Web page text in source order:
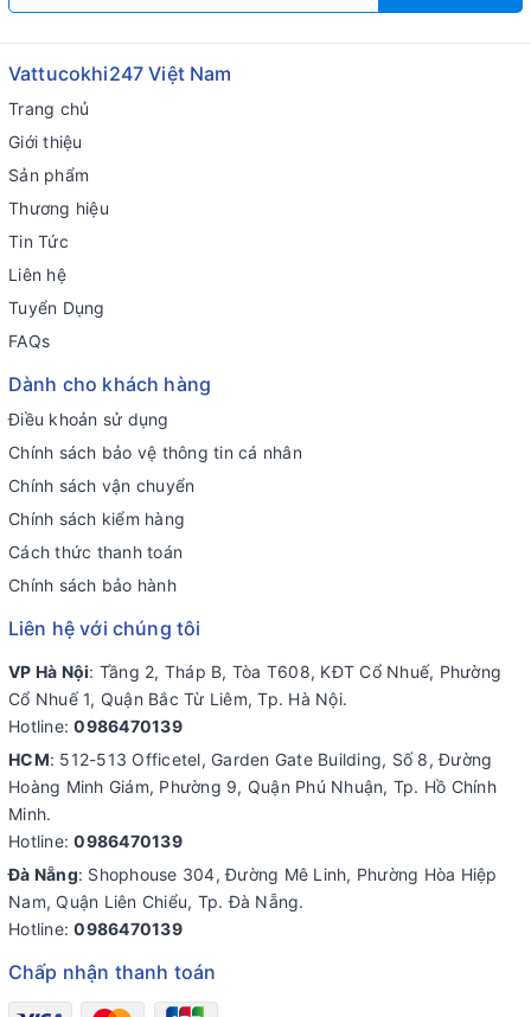
Vattucokhi247 Việt Nam
Trang chủ
Giới thiệu
Sản phẩm
Thương hiệu
Tin Tức
Liên hệ
Tuyển Dụng
FAQs
Dành cho khách hàng
Điều khoản sử dụng
Chính sách bảo vệ thông tin cá nhân
Chính sách vận chuyển
Chính sách kiểm hàng
Cách thức thanh toán
Chính sách bảo hành
Liên hệ với chúng tôi
VP Hà Nội: Tầng 2, Tháp B, Tòa T608, KĐT Cổ Nhuế, Phường
Cổ Nhuế 1, Quận Bắc Từ Liêm, Tp. Hà Nội.
Hotline:0986470139
HCM: 512-513 Officetel, Garden Gate Building, Số 8, Đường
Hoàng Minh Giám, Phường 9, Quận Phú Nhuận, Tp. Hồ Chính
Minh.
Hotline:0986470139
Đà Nẵng: Shophouse 304, Đường Mê Linh, Phường Hòa Hiệp
Nam, Quận Liên Chiểu, Tp. Đà Nẵng.
Hotline:0986470139
Chấp nhận thanh toán